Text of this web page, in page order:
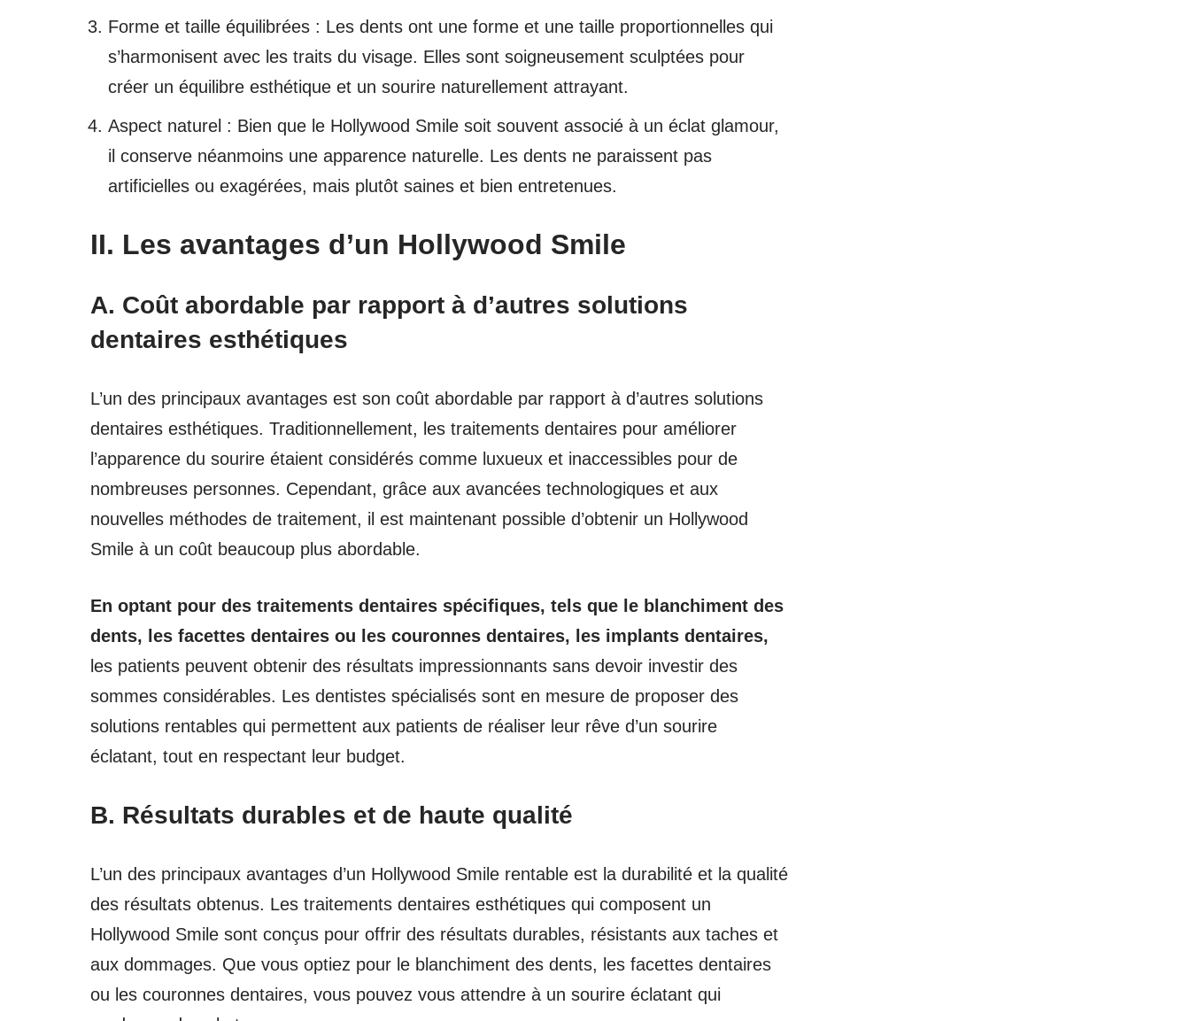
Forme et taille équilibrées : Les dents ont une forme et une taille proportionnelles qui
s’harmonisent avec les traits du visage. Elles sont soigneusement sculptées pour
créer un équilibre esthétique et un sourire naturellement attrayant.
Aspect naturel : Bien que le Hollywood Smile soit souvent associé à un éclat glamour,
il conserve néanmoins une apparence naturelle. Les dents ne paraissent pas
artificielles ou exagérées, mais plutôt saines et bien entretenues.
II. Les avantages d’un Hollywood Smile
A. Coût abordable par rapport à d’autres solutions
dentaires esthétiques
L’un des principaux avantages est son coût abordable par rapport à d’autres solutions
dentaires esthétiques. Traditionnellement, les traitements dentaires pour améliorer
l’apparence du sourire étaient considérés comme luxueux et inaccessibles pour de
nombreuses personnes. Cependant, grâce aux avancées technologiques et aux
nouvelles méthodes de traitement, il est maintenant possible d’obtenir un Hollywood
Smile à un coût beaucoup plus abordable.
En optant pour des traitements dentaires spécifiques, tels que le blanchiment des
dents, les facettes dentaires ou les couronnes dentaires, les implants dentaires,
les patients peuvent obtenir des résultats impressionnants sans devoir investir des
sommes considérables. Les dentistes spécialisés sont en mesure de proposer des
solutions rentables qui permettent aux patients de réaliser leur rêve d’un sourire
éclatant, tout en respectant leur budget.
B. Résultats durables et de haute qualité
L’un des principaux avantages d’un Hollywood Smile rentable est la durabilité et la qualité
des résultats obtenus. Les traitements dentaires esthétiques qui composent un
Hollywood Smile sont conçus pour offrir des résultats durables, résistants aux taches et
aux dommages. Que vous optiez pour le blanchiment des dents, les facettes dentaires
ou les couronnes dentaires, vous pouvez vous attendre à un sourire éclatant qui